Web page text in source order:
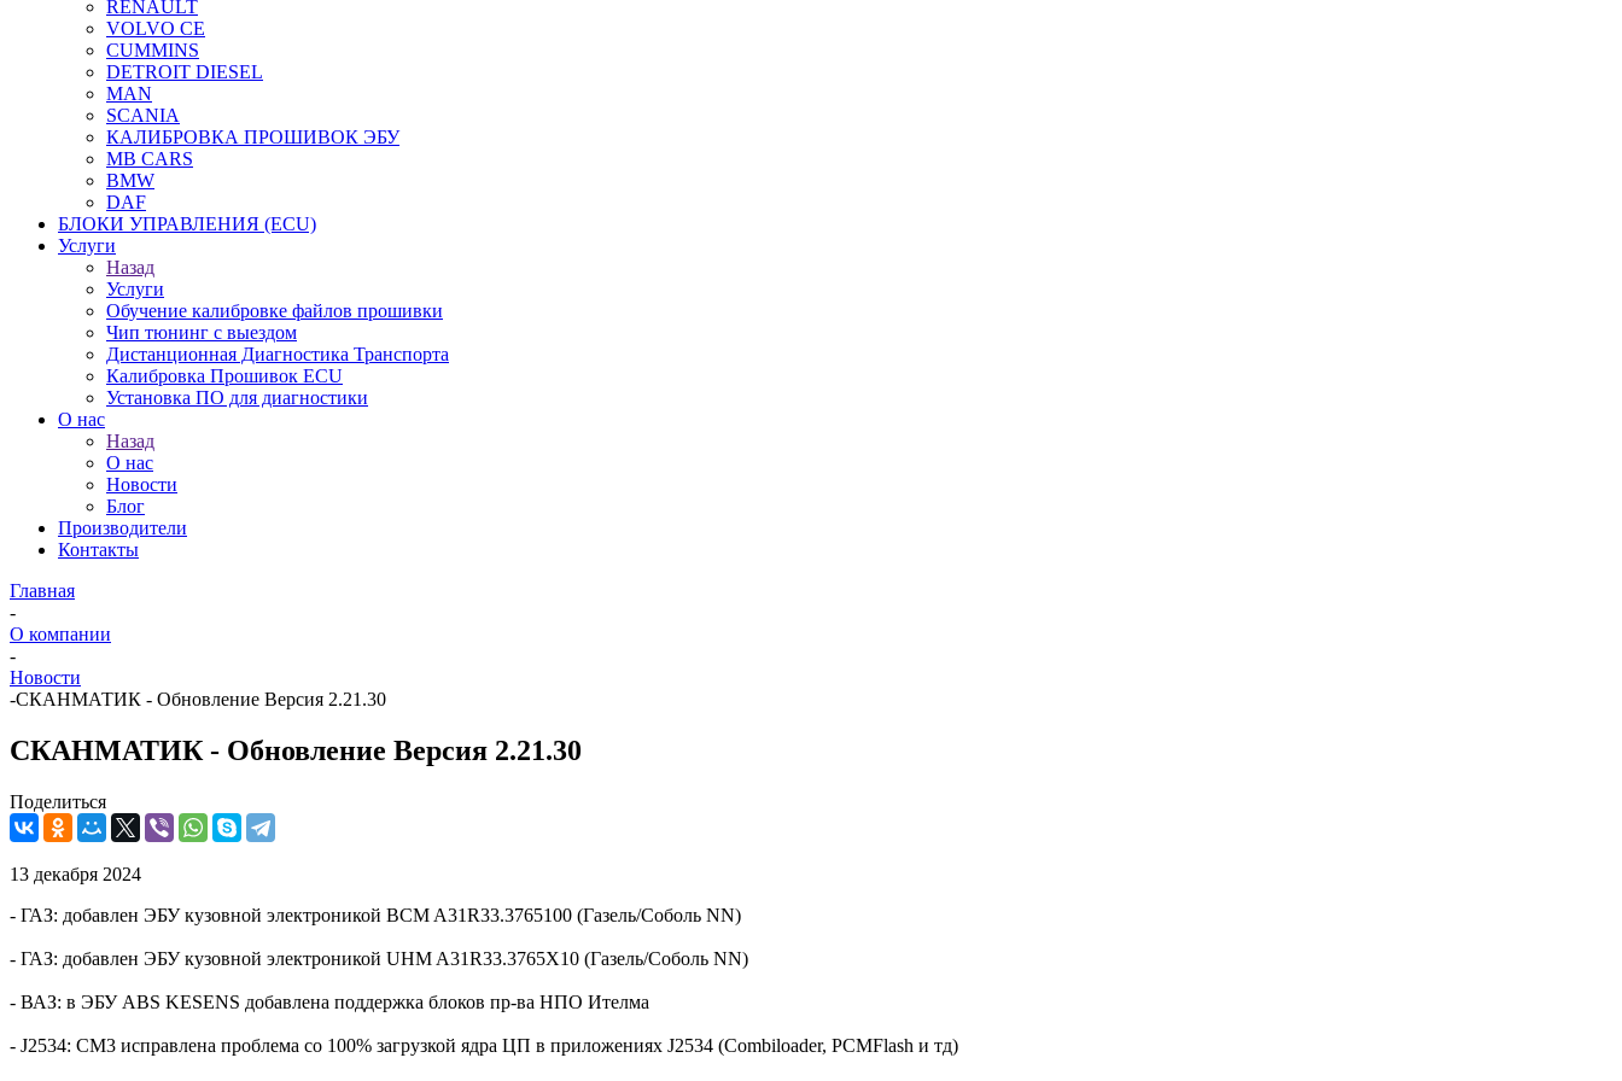
RENAULT
VOLVO CE
CUMMINS
DETROIT DIESEL
MAN
SCANIA
КАЛИБРОВКА ПРОШИВОК ЭБУ
MB CARS
BMW
DAF
БЛОКИ УПРАВЛЕНИЯ (ECU)
Услуги
Назад
Услуги
Обучение калибровке файлов прошивки
Чип тюнинг с выездом
Дистанционная Диагностика Транспорта
Калибровка Прошивок ECU
Установка ПО для диагностики
О нас
Назад
О нас
Новости
Блог
Производители
Контакты
Главная
-
О компании
-
Новости
-СКАНМАТИК - Обновление Версия 2.21.30
СКАНМАТИК - Обновление Версия 2.21.30
Поделиться
13 декабря 2024
- ГАЗ: добавлен ЭБУ кузовной электроникой BCM A31R33.3765100 (Газель/Соболь NN)
- ГАЗ: добавлен ЭБУ кузовной электроникой UHM A31R33.3765X10 (Газель/Соболь NN)
- ВАЗ: в ЭБУ ABS KESENS добавлена поддержка блоков пр-ва НПО Ителма
- J2534: СМ3 исправлена проблема со 100% загрузкой ядра ЦП в приложениях J2534 (Combiloader, PCMFlash и тд)